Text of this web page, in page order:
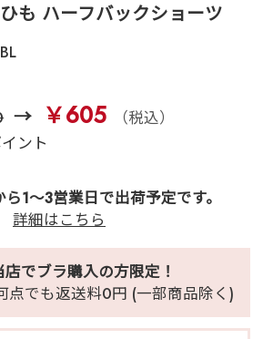
も ハーフバックショーツ
￥605
（税込）
ント
1～3営業日で出荷予定です。
詳細はこちら
でブラ購入の方限定！
点でも返送料0円 (一部商品除く)